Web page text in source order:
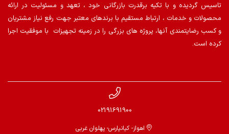
تاسیس گردیده و با تکیه برقدرت بازرگانی خود ، تعهد و مسئولیت در ارائه
محصولات و خدمات ، ارتباط مستقیم با برندهای معتبر جهت رفع نیاز مشتریان
و کسب رضایتمندی آنها، پروژه های بزرگی را در زمینه تجهیزات با موفقیت اجرا
کرده است.
02191691900
اهواز- کیانپارس- پهلوان غربی